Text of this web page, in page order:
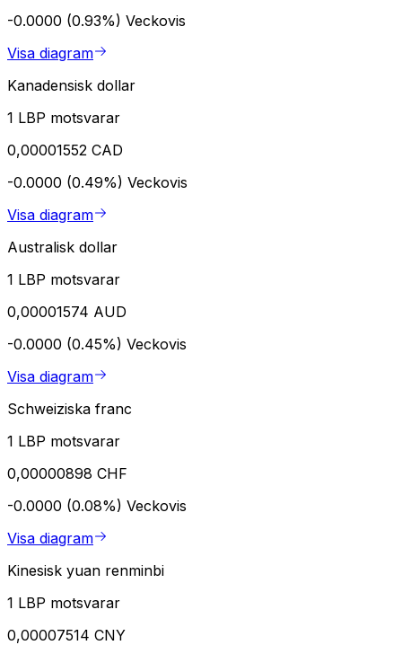
-0.0000 (0.93%) Veckovis
Visa diagram
Kanadensisk dollar
1 LBP motsvarar
0,00001552 CAD
-0.0000 (0.49%) Veckovis
Visa diagram
Australisk dollar
1 LBP motsvarar
0,00001574 AUD
-0.0000 (0.45%) Veckovis
Visa diagram
Schweiziska franc
1 LBP motsvarar
0,00000898 CHF
-0.0000 (0.08%) Veckovis
Visa diagram
Kinesisk yuan renminbi
1 LBP motsvarar
0,00007514 CNY